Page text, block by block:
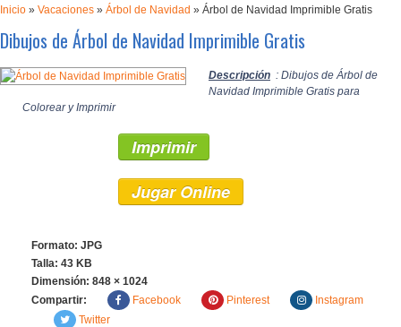
Inicio » Vacaciones » Árbol de Navidad » Árbol de Navidad Imprimible Gratis
Dibujos de Árbol de Navidad Imprimible Gratis
Descripción : Dibujos de Árbol de
Navidad Imprimible Gratis para
Colorear y Imprimir
Imprimir
Jugar Online
Formato: JPG
Talla: 43 KB
Dimensión: 848 × 1024
Compartir:
Facebook Pinterest
Instagram
Twitter